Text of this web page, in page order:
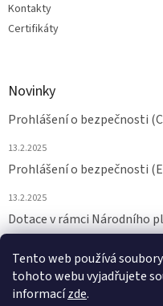
Tento web používá
tohoto webu vyjadřujete
informacízde.
Kontakty
Certifikáty
Novinky
Prohlášení o bezpečnosti
13.2.2025
Prohlášení o bezpečnosti
13.2.2025
Dotace v rámci Národního
ARCHIV